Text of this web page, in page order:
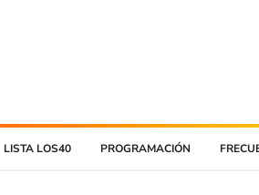
LISTA LOS40 PROGRAMACIÓN